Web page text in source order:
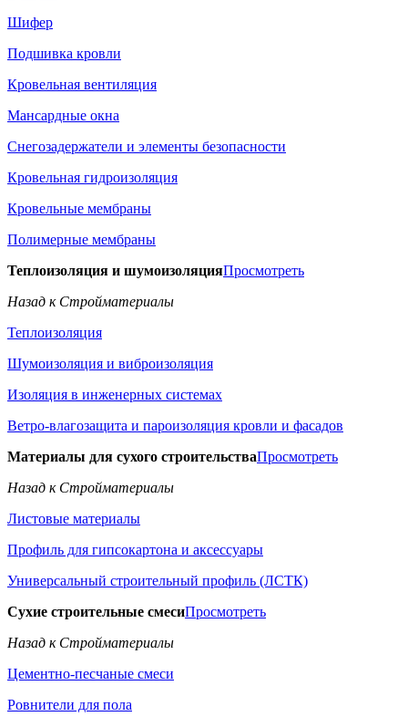
Шифер
Подшивка кровли
Кровельная вентиляция
Мансардные окна
Снегозадержатели и элементы безопасности
Кровельная гидроизоляция
Кровельные мембраны
Полимерные мембраны
Теплоизоляция и шумоизоляцияПросмотреть
Назад к Стройматериалы
Теплоизоляция
Шумоизоляция и виброизоляция
Изоляция в инженерных системах
Ветро-влагозащита и пароизоляция кровли и фасадов
Материалы для сухого строительстваПросмотреть
Назад к Стройматериалы
Листовые материалы
Профиль для гипсокартона и аксессуары
Универсальный строительный профиль (ЛСТК)
Сухие строительные смесиПросмотреть
Назад к Стройматериалы
Цементно-песчаные смеси
Ровнители для пола